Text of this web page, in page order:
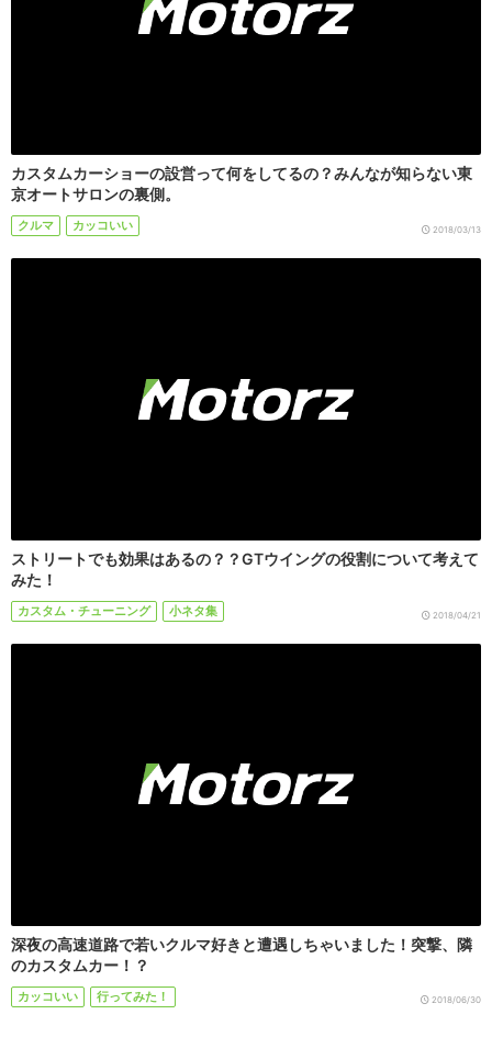
カスタムカーショーの設営って何をしてるの？みんなが知らない東
京オートサロンの裏側。
クルマ カッコいい 2018/03/13
ストリートでも効果はあるの？？GTウイングの役割について考えて
みた！
カスタム・チューニング 小ネタ集 2018/04/21
深夜の高速道路で若いクルマ好きと遭遇しちゃいました！突撃、隣
のカスタムカー！？
カッコいい 行ってみた！ 2018/06/30